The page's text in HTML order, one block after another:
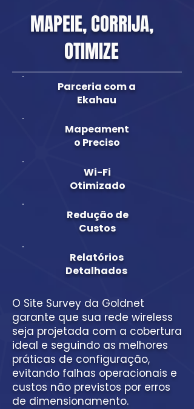
MAPEIE, CORRIJA,
OTIMIZE
Parceria com a
Ekahau
Mapeament
o Preciso
Wi-Fi
Otimizado
Redução de
Custos
Relatórios
Detalhados
O Site Survey da Goldnet
garante que sua rede wireless
seja projetada com a cobertura
ideal e seguindo as melhores
práticas de configuração,
evitando falhas operacionais e
custos não previstos por erros
de dimensionamento.